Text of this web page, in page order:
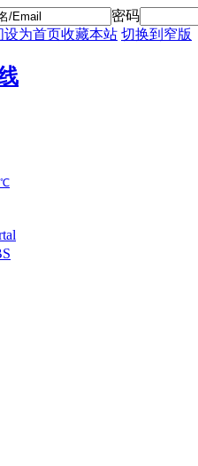
密码
设为首页收藏本站 切换到窄版